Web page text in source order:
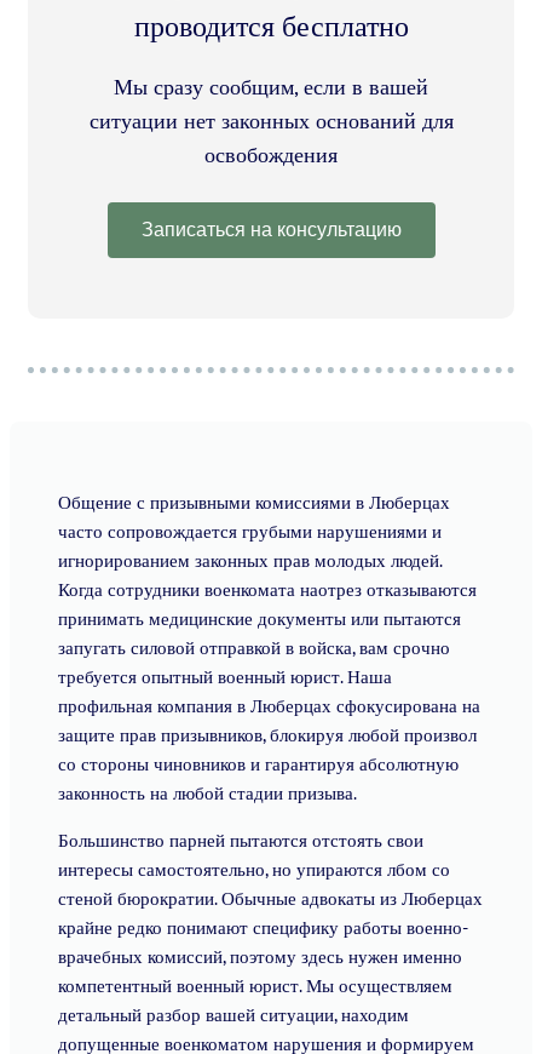
проводится бесплатно
Мы сразу сообщим, если в вашей
ситуации нет законных оснований для
освобождения
Записаться на консультацию
Общение с призывными комиссиями в Люберцах
часто сопровождается грубыми нарушениями и
игнорированием законных прав молодых людей.
Когда сотрудники военкомата наотрез отказываются
принимать медицинские документы или пытаются
запугать силовой отправкой в войска, вам срочно
требуется опытный военный юрист. Наша
профильная компания в Люберцах сфокусирована на
защите прав призывников, блокируя любой произвол
со стороны чиновников и гарантируя абсолютную
законность на любой стадии призыва.
Большинство парней пытаются отстоять свои
интересы самостоятельно, но упираются лбом со
стеной бюрократии. Обычные адвокаты из Люберцах
крайне редко понимают специфику работы военно-
врачебных комиссий, поэтому здесь нужен именно
компетентный военный юрист. Мы осуществляем
детальный разбор вашей ситуации, находим
допущенные военкоматом нарушения и формируем